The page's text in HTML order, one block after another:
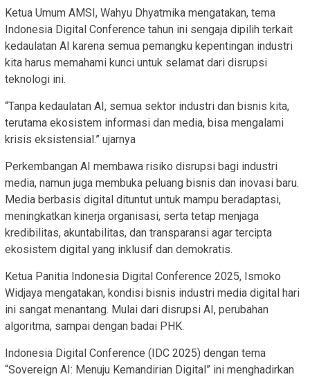
Ketua Umum AMSI, Wahyu Dhyatmika mengatakan, tema
Indonesia Digital Conference tahun ini sengaja dipilih terkait
kedaulatan AI karena semua pemangku kepentingan industri
kita harus memahami kunci untuk selamat dari disrupsi
teknologi ini.
“Tanpa kedaulatan AI, semua sektor industri dan bisnis kita,
terutama ekosistem informasi dan media, bisa mengalami
krisis eksistensial.” ujarnya
Perkembangan AI membawa risiko disrupsi bagi industri
media, namun juga membuka peluang bisnis dan inovasi baru.
Media berbasis digital dituntut untuk mampu beradaptasi,
meningkatkan kinerja organisasi, serta tetap menjaga
kredibilitas, akuntabilitas, dan transparansi agar tercipta
ekosistem digital yang inklusif dan demokratis.
Ketua Panitia Indonesia Digital Conference 2025, Ismoko
Widjaya mengatakan, kondisi bisnis industri media digital hari
ini sangat menantang. Mulai dari disrupsi AI, perubahan
algoritma, sampai dengan badai PHK.
Indonesia Digital Conference (IDC 2025) dengan tema
“Sovereign AI: Menuju Kemandirian Digital” ini menghadirkan